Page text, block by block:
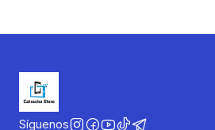
Síguenos